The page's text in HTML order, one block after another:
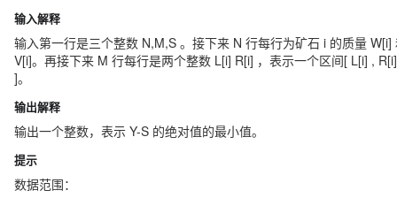
输入解释
输入第一行是三个整数 N,M,S 。接下来 N 行每行为矿石 i 的质量 W[i]
V[i]。再接下来 M 行每行是两个整数 L[i] R[i] ，表示一个区间[ L[i] , R[i]
]。
输出解释
输出一个整数，表示 Y-S 的绝对值的最小值。
提示
数据范围：